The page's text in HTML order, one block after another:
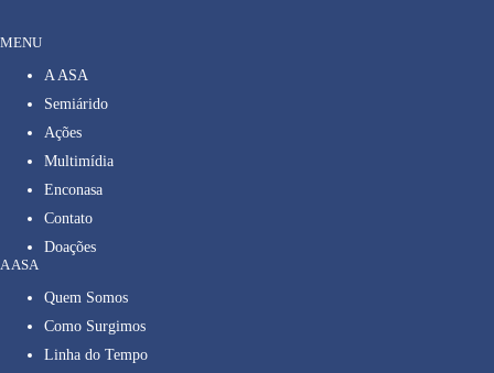
MENU
A ASA
Semiárido
Ações
Multimídia
Enconasa
Contato
Doações
A ASA
Quem Somos
Como Surgimos
Linha do Tempo